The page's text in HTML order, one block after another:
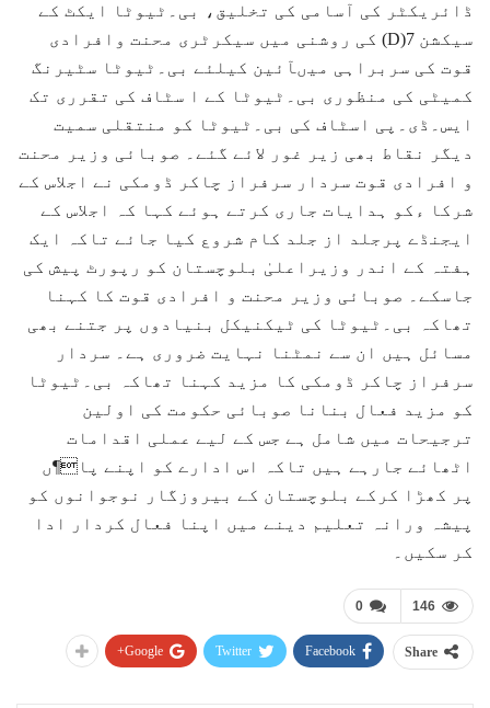
ڈائریکٹر کی آسامی کی تخلیق، بی۔ٹیوٹا ایکٹ کے
سیکشن 7(D) کی روشنی میں سیکرٹری محنت وافرادی
قوت کی سربراہی میںآئین کیلئے بی۔ٹیوٹا سٹیرنگ
کمیٹی کی منظوری بی۔ٹیوٹا کے ا سٹاف کی تقرری تک
ایس۔ڈی۔پی اسٹاف کی بی۔ٹیوٹا کو منتقلی سمیت
دیگر نقاط بھی زیر غور لائے گئے۔ صوبائی وزیر محنت
و افرادی قوت سردار سرفراز چاکر ڈومکی نے اجلاس کے
شرکا ءکو ہدایات جاری کرتے ہوئے کہا کہ اجلاس کے
ایجنڈے پرجلد از جلد کام شروع کیا جائے تاکہ ایک
ہفتہ کے اندر وزیراعلیٰ بلوچستان کو رپورٹ پیش کی
جاسکے۔ صوبائی وزیر محنت و افرادی قوت کا کہنا
تھاکہ بی۔ٹیوٹا کی ٹیکنیکل بنیادوں پر جتنے بھی
مسائل ہیں ان سے نمٹنا نہایت ضروری ہے۔ سردار
سرفراز چاکر ڈومکی کا مزید کہنا تھاکہ بی۔ٹیوٹا
کو مزید فعال بنانا صوبائی حکومت کی اولین
ترجیحات میں شامل ہے جس کے لیے عملی اقدامات
اٹھائے جارہے ہیں تاکہ اس ادارے کو اپنے پا¶ں
پر کھڑا کرکے بلوچستان کے بیروزگار نوجوانوں کو
پیشہ ورانہ تعلیم دینے میں اپنا فعال کردار ادا
کر سکیں۔
0 146
Share
Facebook
Twitter
Google+